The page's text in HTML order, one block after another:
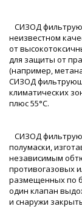
СИЗОД
неизвестном
от
для защиты от
(например,
СИЗОД
климатических
плюс 55°С.
СИЗОД
полумаски,
независимым
противогазовых
размещенных по
один клапан
и снаружи